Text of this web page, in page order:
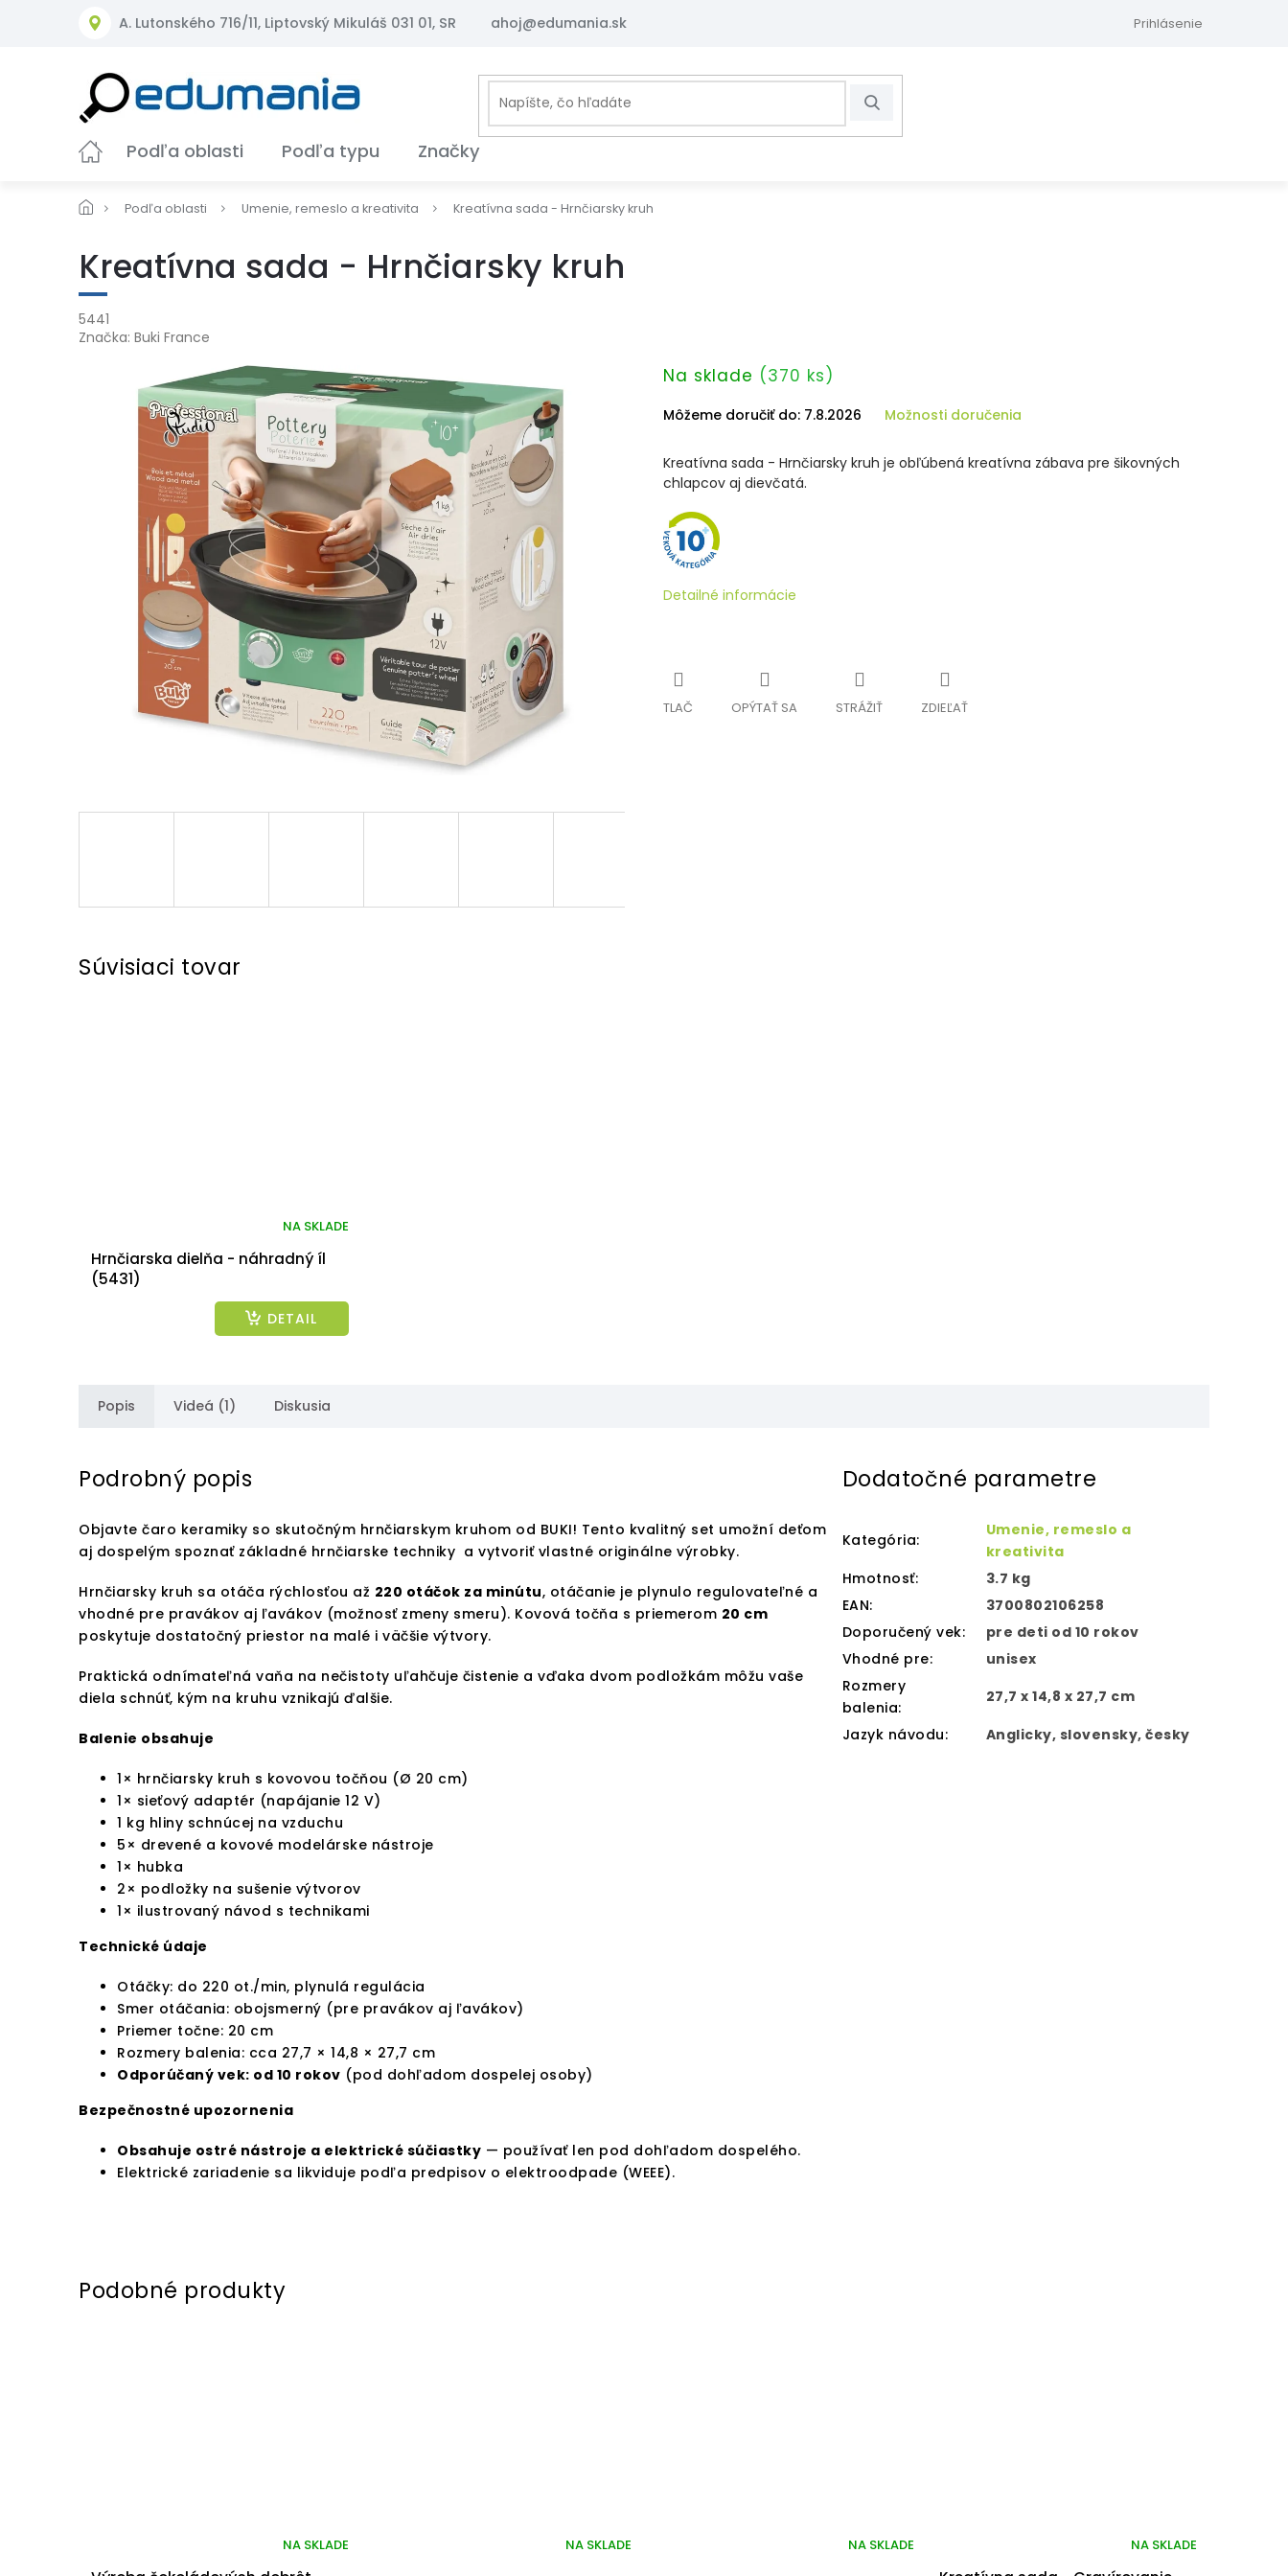
A. Lutonského 716/11, Liptovský Mikuláš 031 01, SR ahoj@edumania.sk Prihlásenie
Hľadať
Podľa oblasti Podľa typu Značky
Podľa oblasti Umenie, remeslo a kreativita Kreatívna sada - Hrnčiarsky kruh
Kreatívna sada - Hrnčiarsky kruh
5441
Značka: Buki France
Na sklade (370 ks)
Môžeme doručiť do: 7.8.2026 Možnosti doručenia
Kreatívna sada - Hrnčiarsky kruh je obľúbená kreatívna zábava pre šikovných
chlapcov aj dievčatá.
Detailné informácie
TLAČ OPÝTAŤ SA STRÁŽIŤ ZDIEĽAŤ
Súvisiaci tovar
Hrnčiarska dielňa - náhradný íl
(5431)
NA SKLADE
DETAIL
Popis Videá (1) Diskusia
Podrobný popis
Objavte čaro keramiky so skutočným hrnčiarskym kruhom od BUKI! Tento kvalitný set umožní deťom
aj dospelým spoznať základné hrnčiarske techniky a vytvoriť vlastné originálne výrobky.
Hrnčiarsky kruh sa otáča rýchlosťou až 220 otáčok za minútu, otáčanie je plynulo regulovateľné a
vhodné pre pravákov aj ľavákov (možnosť zmeny smeru). Kovová točňa s priemerom 20 cm
poskytuje dostatočný priestor na malé i väčšie výtvory.
Praktická odnímateľná vaňa na nečistoty uľahčuje čistenie a vďaka dvom podložkám môžu vaše
diela schnúť, kým na kruhu vznikajú ďalšie.
Balenie obsahuje
1× hrnčiarsky kruh s kovovou točňou (Ø 20 cm)
1× sieťový adaptér (napájanie 12 V)
1 kg hliny schnúcej na vzduchu
5× drevené a kovové modelárske nástroje
1× hubka
2× podložky na sušenie výtvorov
1× ilustrovaný návod s technikami
Technické údaje
Otáčky: do 220 ot./min, plynulá regulácia
Smer otáčania: obojsmerný (pre pravákov aj ľavákov)
Priemer točne: 20 cm
Rozmery balenia: cca 27,7 × 14,8 × 27,7 cm
Odporúčaný vek: od 10 rokov (pod dohľadom dospelej osoby)
Bezpečnostné upozornenia
Obsahuje ostré nástroje a elektrické súčiastky — používať len pod dohľadom dospelého.
Elektrické zariadenie sa likviduje podľa predpisov o elektroodpade (WEEE).
Dodatočné parametre
Kategória:
Umenie, remeslo a
kreativita
Hmotnosť:
3.7 kg
EAN:
3700802106258
Doporučený vek:
pre deti od 10 rokov
Vhodné pre:
unisex
Rozmery
balenia:
27,7 x 14,8 x 27,7 cm
Jazyk návodu: Anglicky, slovensky, česky
NA SKLADE NA SKLADE NA SKLADE NA SKLADE